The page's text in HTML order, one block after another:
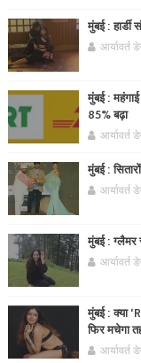
मुंबई :
आर्यावर्त
मुंबई :
85% बढ़ा
आर्यावर्त
मुंबई :
आर्यावर्त
मुंबई : ग्लैमर
आर्यावर्त
मुंबई : क्या
फिर मचेगा
आर्यावर्त